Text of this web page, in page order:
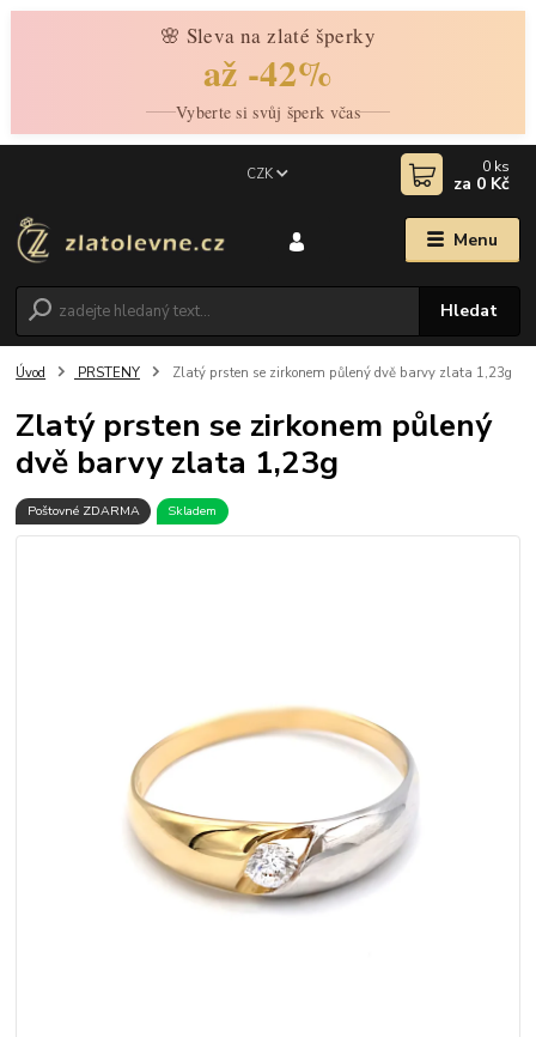
🌸 Sleva na zlaté šperky
až -42%
Vyberte si svůj šperk včas
Menu
CZK
Hledat
0 ks
za 0 Kč
Úvod PRSTENY Zlatý prsten se zirkonem půlený dvě barvy zlata 1,23g
Zlatý prsten se zirkonem půlený
dvě barvy zlata 1,23g
Poštovné ZDARMA Skladem